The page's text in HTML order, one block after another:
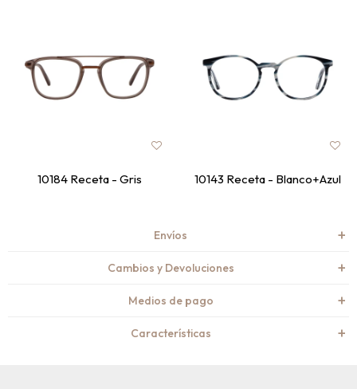
10184 Receta - Gris 10143 Receta - Blanco+Azul
Envíos
Cambios y Devoluciones
Medios de pago
Características